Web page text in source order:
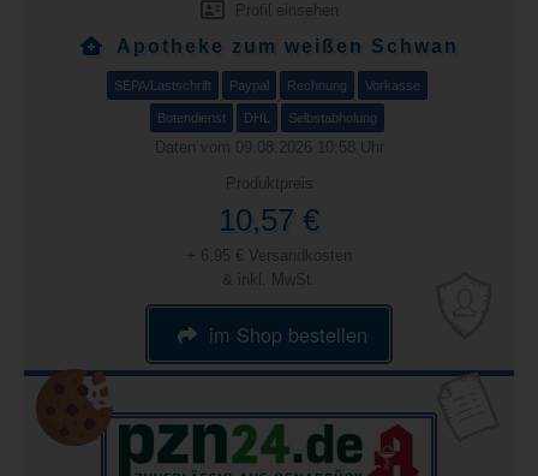
Profil einsehen
Apotheke zum weißen Schwan
SEPA/Lastschrift Paypal Rechnung Vorkasse
Botendienst DHL Selbstabholung
Daten vom 09.08.2026 10:58 Uhr
Produktpreis
10,57 €
+ 6,95 € Versandkosten
& inkl. MwSt.
im Shop bestellen